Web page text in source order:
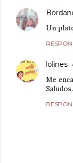
Un
lolines
Me
Saludos.